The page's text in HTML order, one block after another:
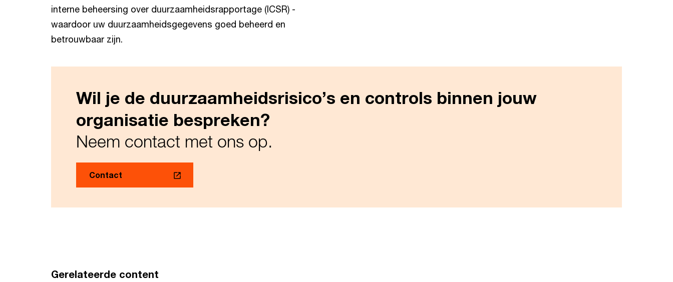
interne beheersing over duurzaamheidsrapportage (ICSR) -
waardoor uw duurzaamheidsgegevens goed beheerd en
betrouwbaar zijn.
Wil je de duurzaamheidsrisico’s en controls binnen jouw
organisatie bespreken?
Neem contact met ons op.
Contact
Gerelateerde content